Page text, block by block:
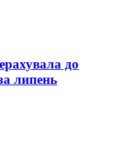
до
липень